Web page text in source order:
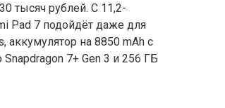
тысяч рублей. С 11,2-
Pad 7 подойдёт даже для
аккумулятор на 8850 mAh с
7+ Gen 3 и 256 ГБ